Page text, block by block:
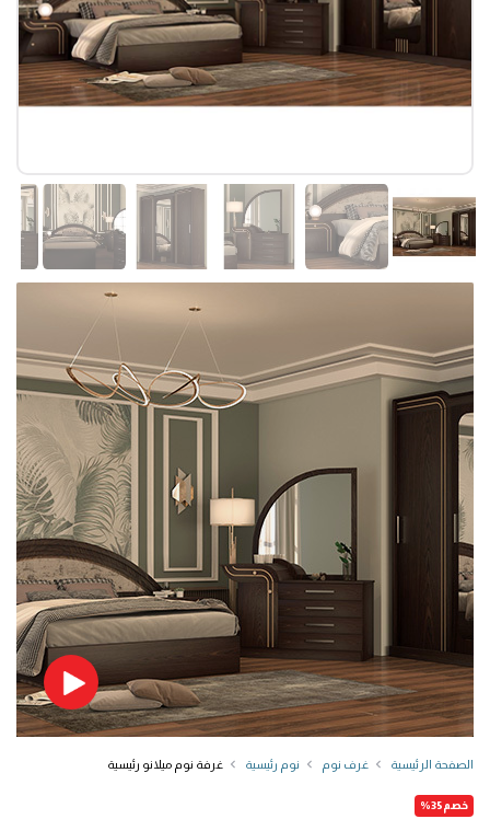
الصفحة الرئيسية غرف نوم نوم رئيسية غرفة نوم ميلانو رئيسية
خصم35%